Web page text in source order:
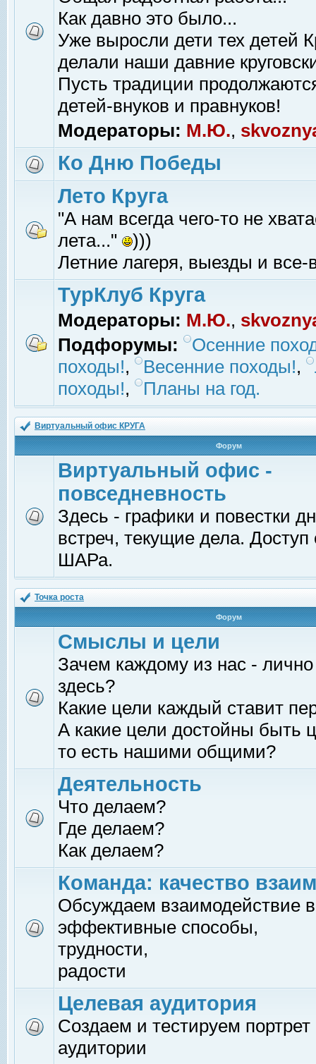
Как давно это было...
Уже выросли дети тех детей
делали наши давние
Пусть традиции
детей-внуков и правнуков!
Модераторы: М.Ю.,
Ко Дню Победы
Лето Круга
"А нам всегда чего-то не
лета..."
)))
Летние лагеря, выезды и все-
ТурКлуб Круга
Модераторы: М.Ю.,
Подфорумы:
Осенние
походы!, Весенние походы!,
походы!, Планы на год.
Виртуальный офис КРУГА
Форум
Виртуальный офис -
повседневность
Здесь - графики и повестки
встреч, текущие дела.
ШАРа.
Точка роста
Форум
Смыслы и цели
Зачем каждому из нас -
здесь?
Какие цели каждый ставит
А какие цели достойны быть
то есть нашими общими?
Деятельность
Что делаем?
Где делаем?
Как делаем?
Команда: качество
Обсуждаем взаимодействие
эффективные способы,
трудности,
радости
Целевая аудитория
Создаем и тестируем
аудитории